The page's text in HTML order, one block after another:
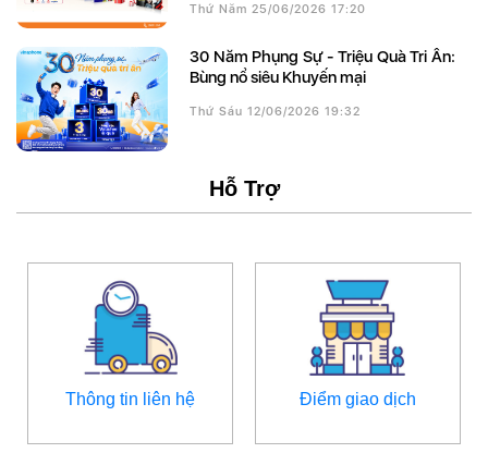
Thứ Năm 25/06/2026 17:20
30 Năm Phụng Sự - Triệu Quà Tri Ân:
Bùng nổ siêu Khuyến mại
Thứ Sáu 12/06/2026 19:32
Hỗ Trợ
Thông tin liên hệ Điểm giao dịch